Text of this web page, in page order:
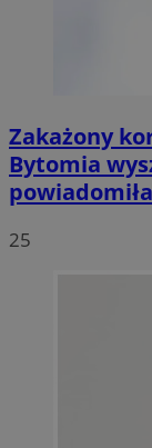
Zakażony
Bytomia
25